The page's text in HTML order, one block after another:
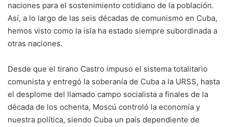
naciones para el sostenimiento cotidiano de la población.
Así, a lo largo de las seis décadas de comunismo en Cuba,
hemos visto como la isla ha estado siempre subordinada a
otras naciones.
Desde que el tirano Castro impuso el sistema totalitario
comunista y entregó la soberanía de Cuba a la URSS, hasta
el desplome del llamado campo socialista a finales de la
década de los ochenta, Moscú controló la economía y
nuestra política, siendo Cuba un país dependiente de